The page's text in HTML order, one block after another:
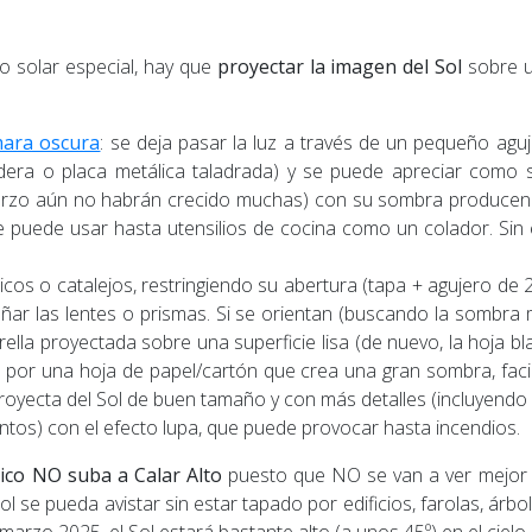
solar especial, hay que proyectar la imagen del Sol sobre
oscura: se deja pasar la luz a través de un pequeño
o placa metálica taladrada) y se puede apreciar
aún no habrán crecido muchas) con su sombra
puede usar hasta utensilios de cocina como un colador.
o catalejos, restringiendo su abertura (tapa + agujero
las lentes o prismas. Si se orientan (buscando la
proyectada sobre una superficie lisa (de nuevo, la hoja
una hoja de papel/cartón que crea una gran sombra,
del Sol de buen tamaño y con más detalles
con el efecto lupa, que puede provocar hasta incendios.
NO suba a Calar Alto puesto que NO se van a ver
se pueda avistar sin estar tapado por edificios, farolas,